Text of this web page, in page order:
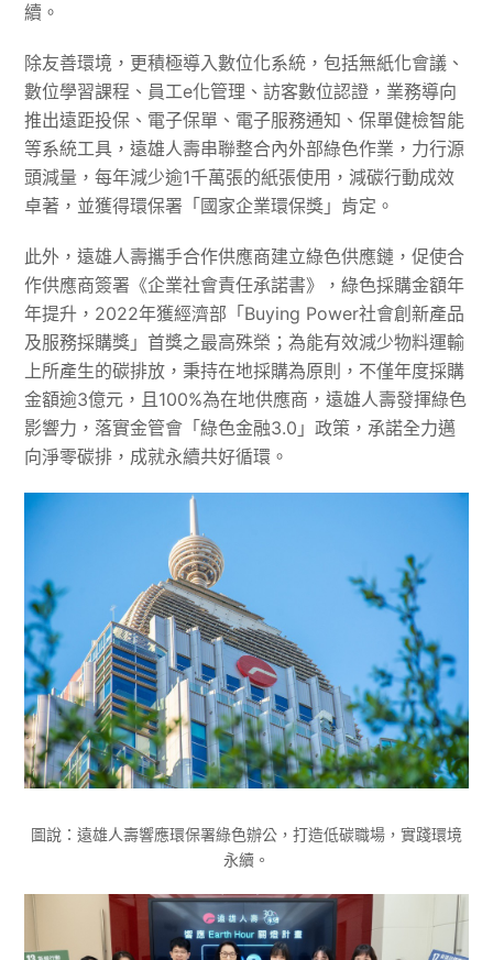
續。
除友善環境，更積極導入數位化系統，包括無紙化會議、
數位學習課程、員工e化管理、訪客數位認證，業務導向
推出遠距投保、電子保單、電子服務通知、保單健檢智能
等系統工具，遠雄人壽串聯整合內外部綠色作業，力行源
頭減量，每年減少逾1千萬張的紙張使用，減碳行動成效
卓著，並獲得環保署「國家企業環保獎」肯定。
此外，遠雄人壽攜手合作供應商建立綠色供應鏈，促使合
作供應商簽署《企業社會責任承諾書》，綠色採購金額年
年提升，2022年獲經濟部「Buying Power社會創新產品
及服務採購獎」首獎之最高殊榮；為能有效減少物料運輸
上所產生的碳排放，秉持在地採購為原則，不僅年度採購
金額逾3億元，且100%為在地供應商，遠雄人壽發揮綠色
影響力，落實金管會「綠色金融3.0」政策，承諾全力邁
向淨零碳排，成就永續共好循環。
圖說：遠雄人壽響應環保署綠色辦公，打造低碳職場，實踐環境
永續。